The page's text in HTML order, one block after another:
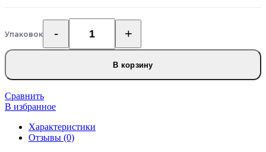
УпаковокКоличество
товара
Evofloor
Optima
Click
6
Дуб
В корзину
Сравнить
В избранное
Характеристики
Отзывы (0)